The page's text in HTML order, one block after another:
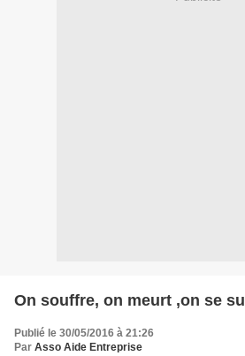
On souffre, on meurt ,on se
Publié le 30/05/2016 à 21:26
Par Asso Aide Entreprise